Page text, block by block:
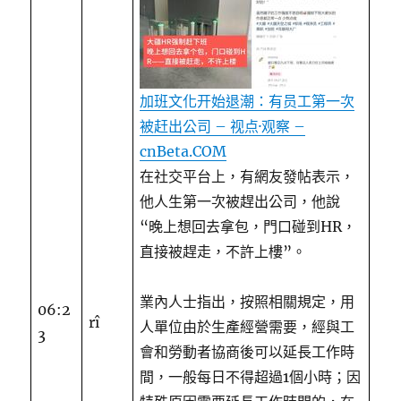
06:2
3
rî
加班文化开始退潮：有员工第一次
被赶出公司 – 视点·观察 –
cnBeta.COM
在社交平台上，有網友發帖表示，
他人生第一次被趕出公司，他說
“晚上想回去拿包，門口碰到HR，
直接被趕走，不許上樓”。
業內人士指出，按照相關規定，用
人單位由於生產經營需要，經與工
會和勞動者協商後可以延長工作時
間，一般每日不得超過1個小時；因